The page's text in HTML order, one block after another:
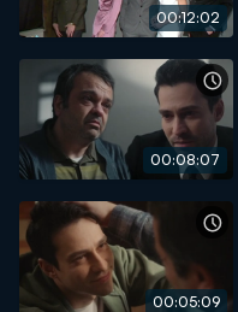
00:12:02
00:08:07
00:05:09